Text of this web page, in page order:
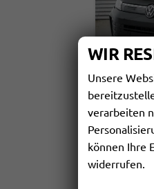
1,5 ETSI
sofort
Fahrzeugnr. 863966
WIR
Unsere
verarbeiten
können Ihre
widerrufen.